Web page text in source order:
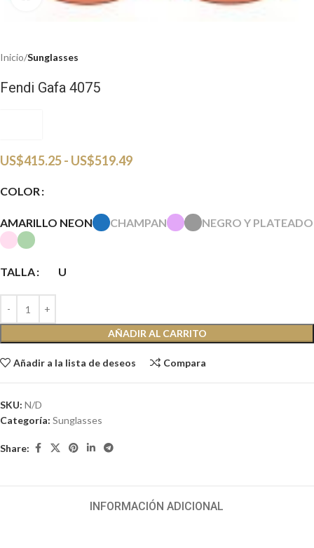
Inicio Sunglasses
Fendi Gafa 4075
US$415.25- US$519.49
COLOR
AMARILLO NEON CHAMPAN NEGRO Y PLATEADO
TALLA U
AÑADIR AL CARRITO
Añadir a la lista de deseos Compara
SKU: N/D
Categoría: Sunglasses
Share:
INFORMACIÓN ADICIONAL